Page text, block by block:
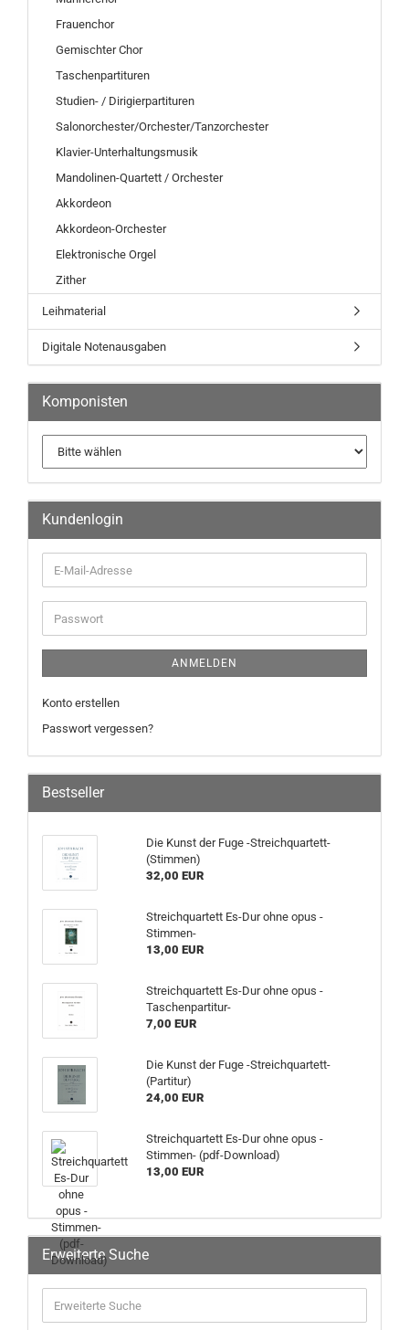
Frauenchor
Gemischter Chor
Taschenpartituren
Studien- / Dirigierpartituren
Salonorchester/Orchester/Tanzorchester
Klavier-Unterhaltungsmusik
Mandolinen-Quartett / Orchester
Akkordeon
Akkordeon-Orchester
Elektronische Orgel
Zither
Leihmaterial
Digitale Notenausgaben
Komponisten
Kundenlogin
ANMELDEN
Konto erstellen
Passwort vergessen?
Bestseller
Die Kunst der Fuge -Streichquartett-
(Stimmen)
32,00 EUR
Streichquartett Es-Dur ohne opus -
Stimmen-
13,00 EUR
Streichquartett Es-Dur ohne opus -
Taschenpartitur-
7,00 EUR
Die Kunst der Fuge -Streichquartett-
(Partitur)
24,00 EUR
Streichquartett Es-Dur ohne opus -
Stimmen- (pdf-Download)
13,00 EUR
Erweiterte Suche